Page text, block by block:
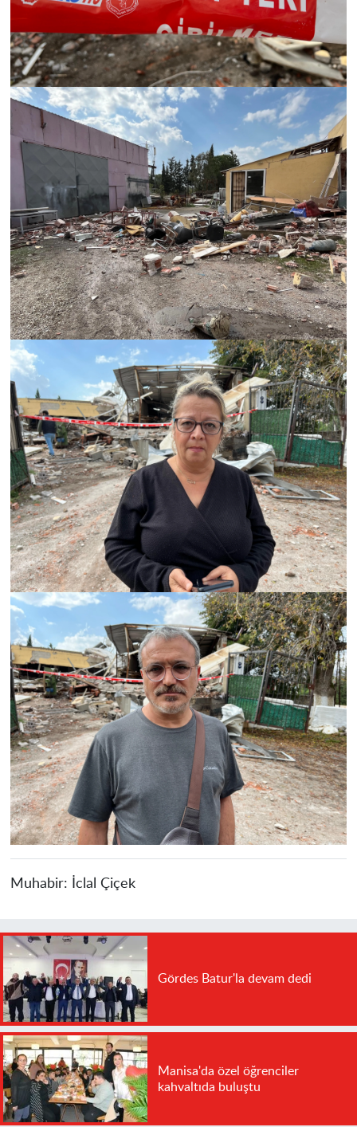
Muhabir: İclal Çiçek
Gördes Batur'la devam dedi
Manisa'da özel öğrenciler
kahvaltıda buluştu